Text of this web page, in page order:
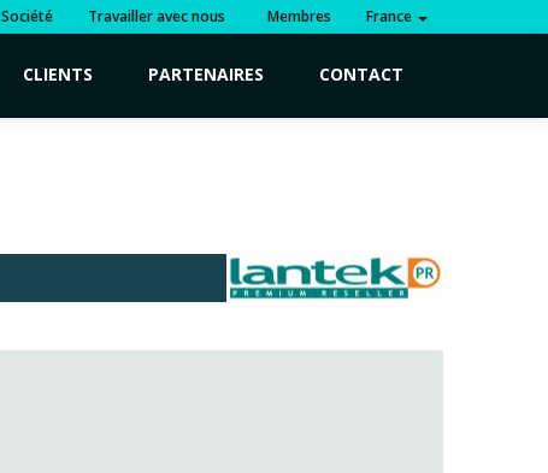
Société Travailler avec nous Membres France
CLIENTS PARTENAIRES CONTACT